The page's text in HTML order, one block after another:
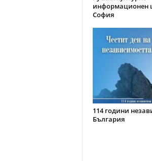
информационен
София
114 години
България